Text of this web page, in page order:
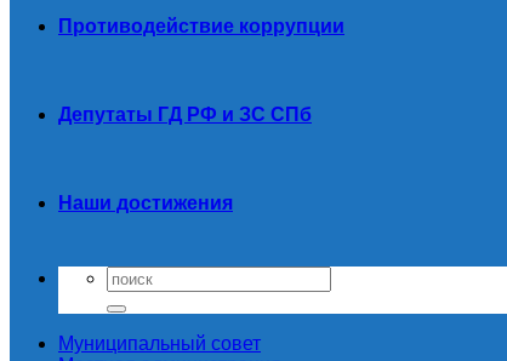
Противодействие коррупции
Депутаты ГД РФ и ЗС СПб
Наши достижения
Муниципальный совет